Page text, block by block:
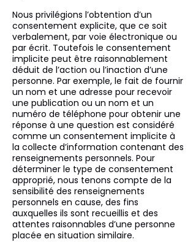
Nous privilégions l’obtention d’un
consentement explicite, que ce soit
verbalement, par voie électronique ou
par écrit. Toutefois le consentement
implicite peut être raisonnablement
déduit de l’action ou l’inaction d’une
personne. Par exemple, le fait de fournir
un nom et une adresse pour recevoir
une publication ou un nom et un
numéro de téléphone pour obtenir une
réponse à une question est considéré
comme un consentement implicite à
la collecte d’information contenant des
renseignements personnels. Pour
déterminer le type de consentement
approprié, nous tenons compte de la
sensibilité des renseignements
personnels en cause, des fins
auxquelles ils sont recueillis et des
attentes raisonnables d’une personne
placée en situation similaire.